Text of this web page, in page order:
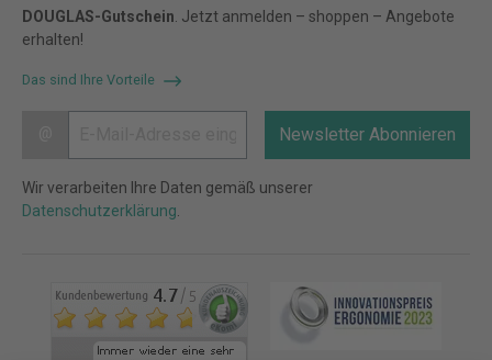
DOUGLAS-Gutschein . Jetzt anmelden – shoppen – Angebote
erhalten!
Das sind Ihre Vorteile
Newsletter Abonnieren
Wir verarbeiten Ihre Daten gemäß unserer
Datenschutzerklärung